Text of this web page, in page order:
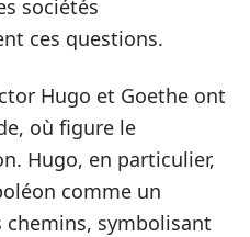
sociétés
ces questions.
Hugo et Goethe ont
où figure le
Hugo, en particulier,
comme un
chemins, symbolisant